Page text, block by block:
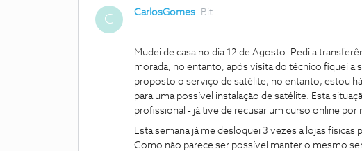
C CarlosGomes Bit
Mudei de casa no dia 12 de Agosto. Pedi a
morada, no entanto, após visita do técnico fiquei a
proposto o serviço de satélite, no entanto, estou
para uma possível instalação de satélite. Esta
profissional - já tive de recusar um curso online por
Esta semana já me desloquei 3 vezes a lojas
Como não parece ser possível manter o mesmo